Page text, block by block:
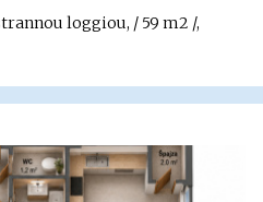
loggiou, / 59 m2 /,